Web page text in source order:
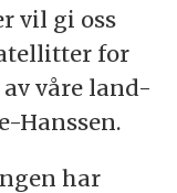
vil gi oss
for
våre land-
Hanssen.
har